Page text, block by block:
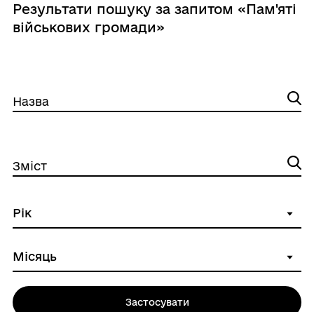
Результати пошуку за запитом «Пам'яті
військових громади»
Назва
Зміст
Застосувати